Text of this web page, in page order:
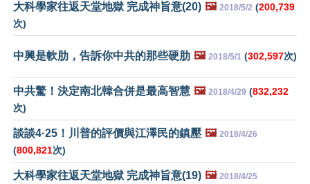
大科學家往返天堂地獄 完成神旨意(20) 🖼️ 2018/5/2 (200,739
次)
中興是軟肋，告訴你中共的那些硬肋 🖼️ 2018/5/1 (302,597次)
中共驚！決定南北韓合併是最高智慧 🖼️ 2018/4/29 (832,232
次)
談談4·25！川普的評價與江澤民的鎮壓 🖼️ 2018/4/26
(800,821次)
大科學家往返天堂地獄 完成神旨意(19) 🖼️ 2018/4/25